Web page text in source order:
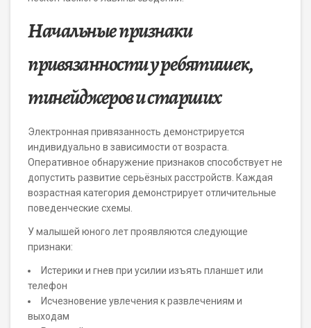
Начальные признаки
привязанности у ребятишек,
тинейджеров и старших
Электронная привязанность демонстрируется
индивидуально в зависимости от возраста.
Оперативное обнаружение признаков способствует не
допустить развитие серьёзных расстройств. Каждая
возрастная категория демонстрирует отличительные
поведенческие схемы.
У малышей юного лет проявляются следующие
признаки:
Истерики и гнев при усилии изъять планшет или
телефон
Исчезновение увлечения к развлечениям и
выходам